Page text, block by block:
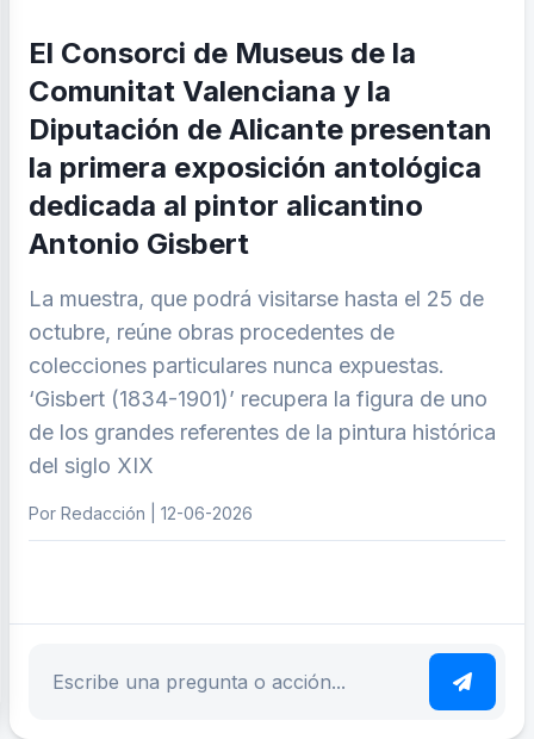
El Consorci de Museus de la
Comunitat Valenciana y la
Diputación de Alicante presentan
la primera exposición antológica
dedicada al pintor alicantino
Antonio Gisbert
La muestra, que podrá visitarse hasta el 25 de
octubre, reúne obras procedentes de
colecciones particulares nunca expuestas.
‘Gisbert (1834-1901)’ recupera la figura de uno
de los grandes referentes de la pintura histórica
del siglo XIX
Por Redacción | 12-06-2026
Escribe tu pregunta